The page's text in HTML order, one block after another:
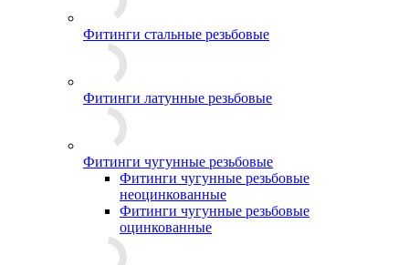
Фитинги стальные резьбовые
Фитинги латунные резьбовые
Фитинги чугунные резьбовые
Фитинги чугунные резьбовые
неоцинкованные
Фитинги чугунные резьбовые
оцинкованные